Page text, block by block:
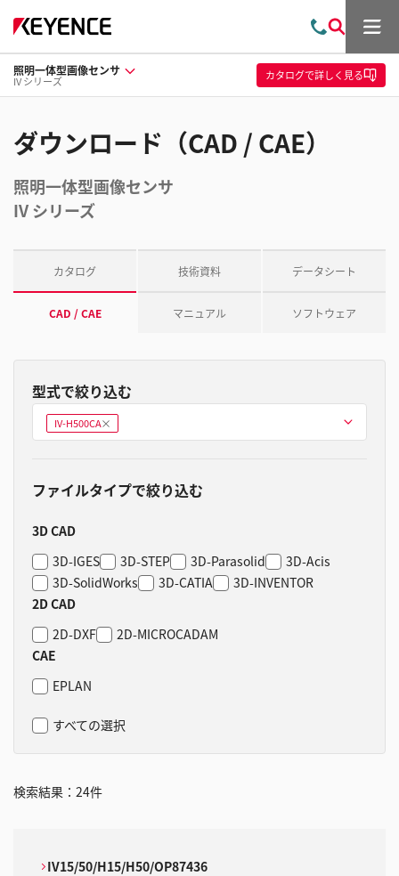
問
い
合
わ
索
メ
ュ
ー
照明一体型画像センサ
IV シリーズ カタログで詳しく見る
ダウンロード（CAD / CAE）
照明一体型画像センサ
IV シリーズ
カタログ 技術資料 データシート
CAD / CAE マニュアル ソフトウェア
型式で絞り込む
型式を選ぶ
IV-H500CA削
除
ファイルタイプで絞り込む
3D CAD
3D-IGES
3D-STEP 3D-Parasolid
3D-Acis
3D-SolidWorks
3D-CATIA
3D-INVENTOR
2D CAD
2D-DXF
2D-MICROCADAM
CAE
EPLAN
すべての選択
検索結果： 24件
IV15/50/H15/H50/OP87436